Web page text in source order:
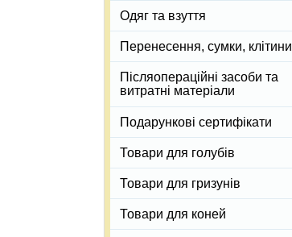
Одяг та взуття
Перенесення, сумки, клітини
Післяопераційні засоби та
витратні матеріали
Подарункові сертифікати
Товари для голубів
Товари для гризунів
Товари для коней